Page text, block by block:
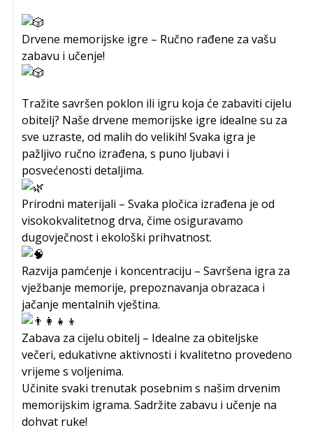
Drvene memorijske igre – Ručno rađene za vašu
zabavu i učenje!
Tražite savršen poklon ili igru koja će zabaviti cijelu
obitelj? Naše drvene memorijske igre idealne su za
sve uzraste, od malih do velikih! Svaka igra je
pažljivo ručno izrađena, s puno ljubavi i
posvećenosti detaljima.
Prirodni materijali – Svaka pločica izrađena je od
visokokvalitetnog drva, čime osiguravamo
dugovječnost i ekološki prihvatnost.
Razvija pamćenje i koncentraciju – Savršena igra za
vježbanje memorije, prepoznavanja obrazaca i
jačanje mentalnih vještina.
Zabava za cijelu obitelj – Idealne za obiteljske
večeri, edukativne aktivnosti i kvalitetno provedeno
vrijeme s voljenima.
Učinite svaki trenutak posebnim s našim drvenim
memorijskim igrama. Sadržite zabavu i učenje na
dohvat ruke!